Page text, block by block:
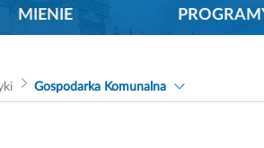
MIENIE
Gospodarka Komunalna